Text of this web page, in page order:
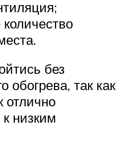
без
обогрева, так как
отлично
низким